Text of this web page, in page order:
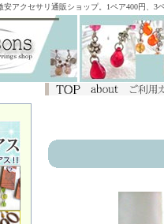
安アクセサリ通販ショップ。1ペア400円、